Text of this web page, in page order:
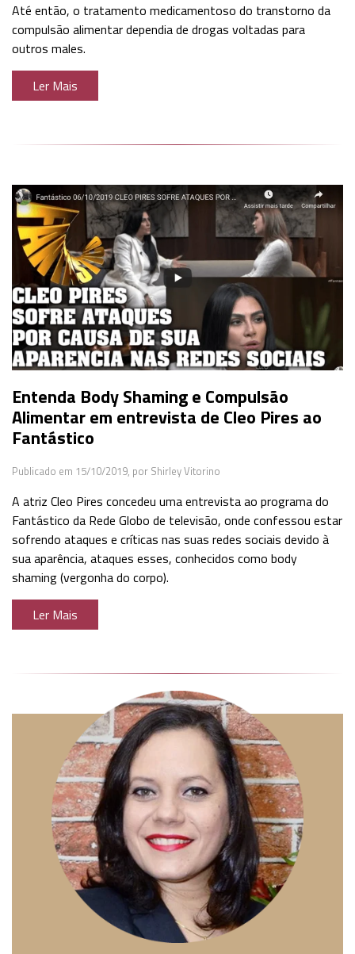
Até então, o tratamento medicamentoso do transtorno da
compulsão alimentar dependia de drogas voltadas para
outros males.
Ler Mais
Entenda Body Shaming e Compulsão
Alimentar em entrevista de Cleo Pires ao
Fantástico
Publicado em 15/10/2019, por Shirley Vitorino
A atriz Cleo Pires concedeu uma entrevista ao programa do
Fantástico da Rede Globo de televisão, onde confessou estar
sofrendo ataques e críticas nas suas redes sociais devido à
sua aparência, ataques esses, conhecidos como body
shaming (vergonha do corpo).
Ler Mais